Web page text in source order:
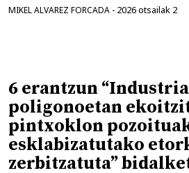
MIKEL ALVAREZ FORCADA - 2026 otsailak 2
6 erantzun “Industria
poligonoetan
pintxoklon
esklabizatutako
zerbitzatuta”